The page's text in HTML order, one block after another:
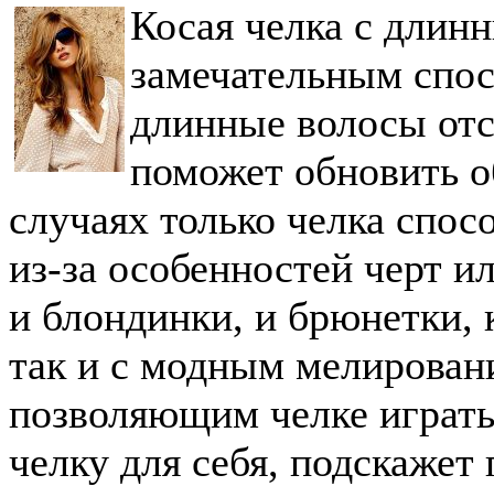
Косая челка с
замечательным
длинные волосы
поможет обновить
случаях только челка
из-за особенностей черт
и блондинки, и брюнетки,
так и с модным
позволяющим челке
челку для себя,